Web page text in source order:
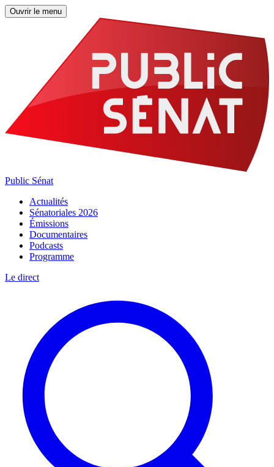
Ouvrir le menu
Public Sénat
Actualités
Sénatoriales 2026
Émissions
Documentaires
Podcasts
Programme
Le direct